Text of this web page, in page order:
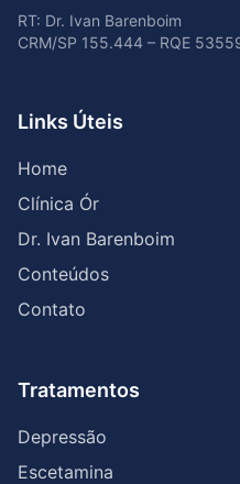
RT: Dr. Ivan Barenboim
CRM/SP 155.444 – RQE
Links Úteis
Home
Clínica Ór
Dr. Ivan Barenboim
Conteúdos
Contato
Tratamentos
Depressão
Escetamina